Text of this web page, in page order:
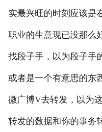
实最兴旺的时刻应该是
职业的生意现已没那么
找段子手，以为段子手
或者是一个有意思的东
微广博V去转发，以为
转发的数据和你的事务